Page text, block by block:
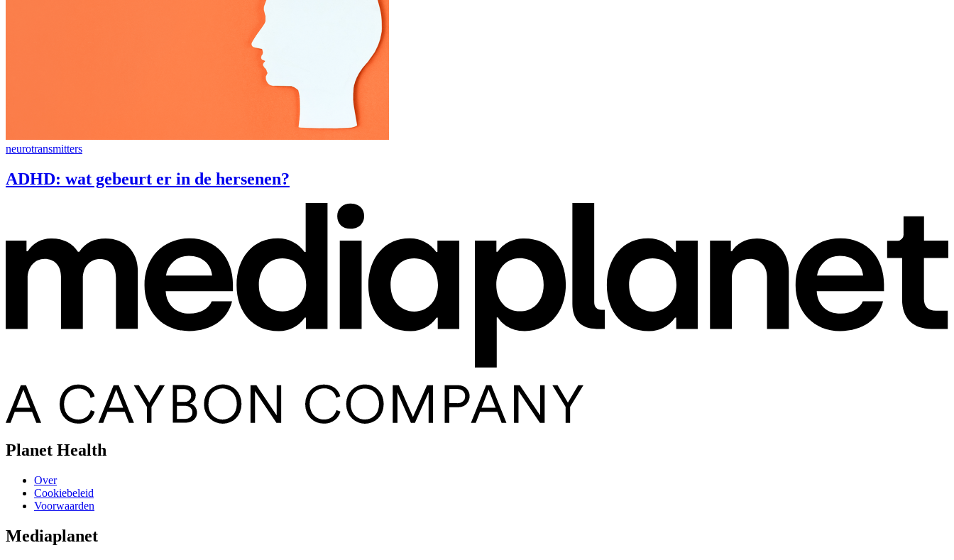
neurotransmitters
ADHD: wat gebeurt er in de hersenen?
Planet Health
Over
Cookiebeleid
Voorwaarden
Mediaplanet